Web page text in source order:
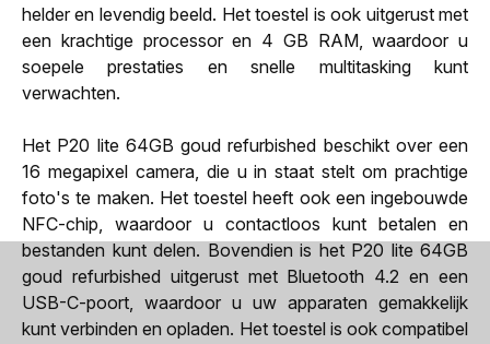
helder en levendig beeld. Het toestel is ook uitgerust met
een krachtige processor en 4 GB RAM, waardoor u
soepele prestaties en snelle multitasking kunt
verwachten.
Het P20 lite 64GB goud refurbished beschikt over een
16 megapixel camera, die u in staat stelt om prachtige
foto's te maken. Het toestel heeft ook een ingebouwde
NFC-chip, waardoor u contactloos kunt betalen en
bestanden kunt delen. Bovendien is het P20 lite 64GB
goud refurbished uitgerust met Bluetooth 4.2 en een
USB-C-poort, waardoor u uw apparaten gemakkelijk
kunt verbinden en opladen. Het toestel is ook compatibel